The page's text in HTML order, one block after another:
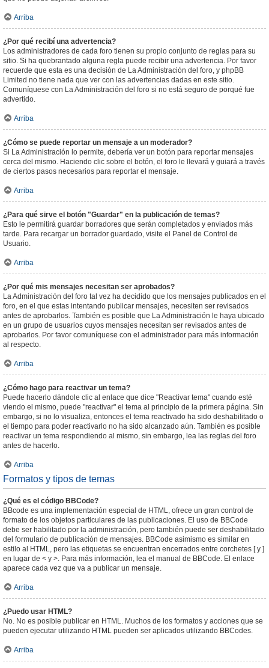
Arriba
¿Por qué recibí una advertencia?
Los administradores de cada foro tienen su propio conjunto de reglas para su
sitio. Si ha quebrantado alguna regla puede recibir una advertencia. Por favor
recuerde que esta es una decisión de La Administración del foro, y phpBB
Limited no tiene nada que ver con las advertencias dadas en este sitio.
Comuníquese con La Administración del foro si no está seguro de porqué fue
advertido.
Arriba
¿Cómo se puede reportar un mensaje a un moderador?
Si La Administración lo permite, debería ver un botón para reportar mensajes
cerca del mismo. Haciendo clic sobre el botón, el foro le llevará y guiará a través
de ciertos pasos necesarios para reportar el mensaje.
Arriba
¿Para qué sirve el botón "Guardar" en la publicación de temas?
Esto le permitirá guardar borradores que serán completados y enviados más
tarde. Para recargar un borrador guardado, visite el Panel de Control de
Usuario.
Arriba
¿Por qué mis mensajes necesitan ser aprobados?
La Administración del foro tal vez ha decidido que los mensajes publicados en el
foro, en el que estas intentando publicar mensajes, necesiten ser revisados
antes de aprobarlos. También es posible que La Administración le haya ubicado
en un grupo de usuarios cuyos mensajes necesitan ser revisados antes de
aprobarlos. Por favor comuníquese con el administrador para más información
al respecto.
Arriba
¿Cómo hago para reactivar un tema?
Puede hacerlo dándole clic al enlace que dice "Reactivar tema" cuando esté
viendo el mismo, puede "reactivar" el tema al principio de la primera página. Sin
embargo, si no lo visualiza, entonces el tema reactivado ha sido deshabilitado o
el tiempo para poder reactivarlo no ha sido alcanzado aún. También es posible
reactivar un tema respondiendo al mismo, sin embargo, lea las reglas del foro
antes de hacerlo.
Arriba
Formatos y tipos de temas
¿Qué es el código BBCode?
BBcode es una implementación especial de HTML, ofrece un gran control de
formato de los objetos particulares de las publicaciones. El uso de BBCode
debe ser habilitado por la administración, pero también puede ser deshabilitado
del formulario de publicación de mensajes. BBCode asimismo es similar en
estilo al HTML, pero las etiquetas se encuentran encerrados entre corchetes [ y ]
en lugar de < y >. Para más información, lea el manual de BBCode. El enlace
aparece cada vez que va a publicar un mensaje.
Arriba
¿Puedo usar HTML?
No. No es posible publicar en HTML. Muchos de los formatos y acciones que se
pueden ejecutar utilizando HTML pueden ser aplicados utilizando BBCodes.
Arriba